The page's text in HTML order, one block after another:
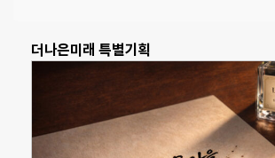
더나은미래 특별기획